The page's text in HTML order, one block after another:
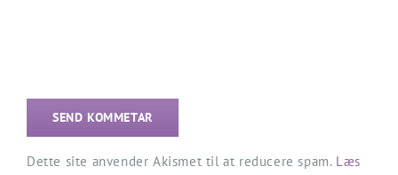
Dette site anvender Akismet til at reducere spam. Læs